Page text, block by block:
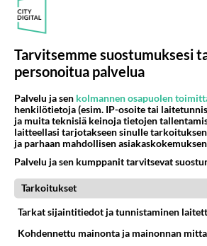
Hei! Olen nyt kuukauden leikkinyt Corel photo-
paintilla, sitä ennen pelailin Gimpillä
tosi hyvä ilmaiso...
29.10.2009 16:29
KUVANKÄSITTELY
Photoshop CS2 ja Win7 x64
Onko kenelläkään kokemusta, että
CS2 kunnolla Windows 7 x64 -
13.02.2010 19:25
YLEISTÄ GRAFIIKASTA
Tarvitsemme suostumuksesi
personoitua palvelua
Palvelu ja sen kolmannen osapuolen
henkilötietoja (esim. IP-osoite tai
ja muita teknisiä keinoja tietojen
laitteellasi tarjotakseen sinulle
ja parhaan mahdollisen
Palvelu ja sen kumppanit tarvitsevat
Tarkoitukset
Tarkat sijaintitiedot ja tunnistaminen
Kohdennettu mainonta ja mainonnan